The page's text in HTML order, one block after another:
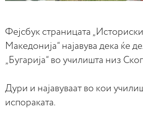
Фејсбук страницата
Македонија“ најавува дека ќе
„Бугарија“ во училишта низ
Дури и најавуваат во кои
испораката.